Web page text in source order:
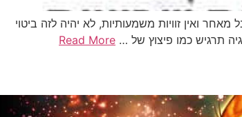
ואין זוויות משמעותיות, לא יהיה לזה ביטוי
תרגיש כמו פיצוץ של … Read More